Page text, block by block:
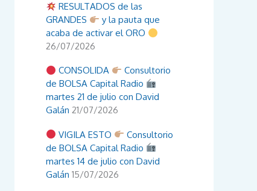
RESULTADOS de las
GRANDES
y la pauta que
acaba de activar el ORO
26/07/2026
CONSOLIDA
Consultorio
de BOLSA Capital Radio
martes 21 de julio con David
Galán 21/07/2026
VIGILA ESTO
Consultorio
de BOLSA Capital Radio
martes 14 de julio con David
Galán 15/07/2026